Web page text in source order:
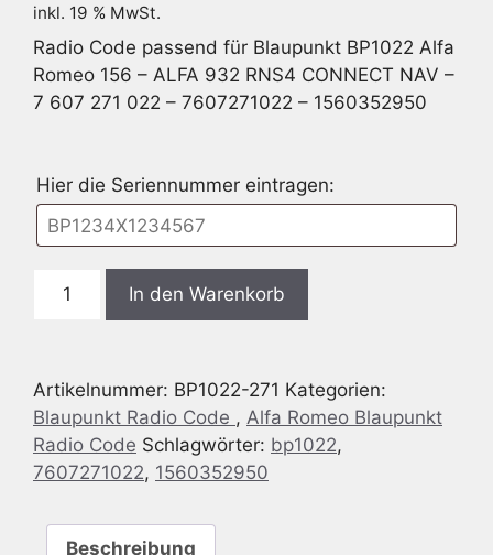
inkl. 19 % MwSt.
Radio Code passend für Blaupunkt BP1022 Alfa
Romeo 156 – ALFA 932 RNS4 CONNECT NAV –
7 607 271 022 – 7607271022 – 1560352950
Hier die Seriennummer eintragen:
Blaupunkt
156
-
ALFA
932
NAV
In den Warenkorb
Artikelnummer: BP1022-271 Kategorien:
Blaupunkt Radio Code , Alfa Romeo Blaupunkt
Radio Code Schlagwörter: bp1022,
7607271022, 1560352950
Beschreibung